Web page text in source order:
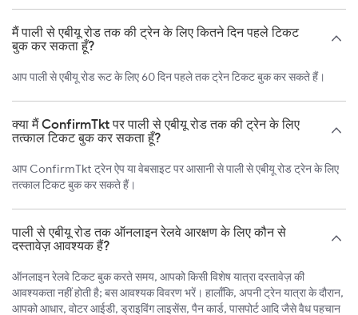
मैं पाली से एबीयू रोड तक की ट्रेन के लिए कितने दिन पहले टिकट
बुक कर सकता हूँ?
आप पाली से एबीयू रोड रूट के लिए 60 दिन पहले तक ट्रेन टिकट बुक कर सकते हैं।
क्या मैं ConfirmTkt पर पाली से एबीयू रोड तक की ट्रेन के लिए
तत्काल टिकट बुक कर सकता हूँ?
आप ConfirmTkt ट्रेन ऐप या वेबसाइट पर आसानी से पाली से एबीयू रोड ट्रेन के लिए
तत्काल टिकट बुक कर सकते हैं।
पाली से एबीयू रोड तक ऑनलाइन रेलवे आरक्षण के लिए कौन से
दस्तावेज़ आवश्यक हैं?
ऑनलाइन रेलवे टिकट बुक करते समय, आपको किसी विशेष यात्रा दस्तावेज़ की
आवश्यकता नहीं होती है; बस आवश्यक विवरण भरें। हालाँकि, अपनी ट्रेन यात्रा के दौरान,
आपको आधार, वोटर आईडी, ड्राइविंग लाइसेंस, पैन कार्ड, पासपोर्ट आदि जैसे वैध पहचान